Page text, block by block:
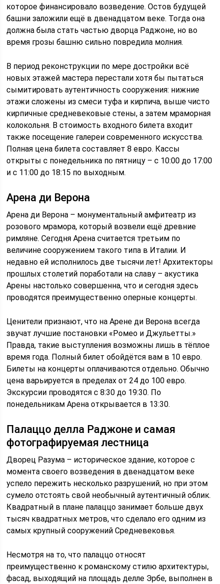
которое финансировало возведение. Остов будущей
башни заложили ещё в двенадцатом веке. Тогда она
должна была стать частью дворца Раджоне, но во
время грозы башню сильно повредила молния.
В период реконструкции по мере достройки всё
новых этажей мастера перестали хотя бы пытаться
сымитировать аутентичность сооружения: нижние
этажи сложены из смеси туфа и кирпича, выше чисто
кирпичные средневековые стены, а затем мраморная
колокольня. В стоимость входного билета входит
также посещение галереи современного искусства.
Полная цена билета составляет 8 евро. Кассы
открыты с понедельника по пятницу – с 10:00 до 17:00
и с 11:00 до 18:15 по выходным.
Арена ди Верона
Арена ди Верона – монументальный амфитеатр из
розового мрамора, который возвели ещё древние
римляне. Сегодня Арена считается третьим по
величине сооружением такого типа в Италии. И
недавно ей исполнилось две тысячи лет! Архитекторы
прошлых столетий поработали на славу – акустика
Арены настолько совершенна, что и сегодня здесь
проводятся преимущественно оперные концерты.
Ценители признают, что на Арене ди Верона всегда
звучат лучшие постановки «Ромео и Джульетты.»
Правда, такие выступления возможны лишь в тёплое
время года. Полный билет обойдётся вам в 10 евро.
Билеты на концерты оплачиваются отдельно. Обычно
цена варьируется в пределах от 24 до 100 евро.
Экскурсии проводятся с 8:30 до 19:30. По
понедельникам Арена открывается в 13:30.
Палаццо делла Раджоне и самая
фотографируемая лестница
Дворец Разума – историческое здание, которое с
момента своего возведения в двенадцатом веке
успело пережить несколько разрушений, но при этом
сумело отстоять свой необычный аутентичный облик.
Квадратный в плане палаццо занимает больше двух
тысяч квадратных метров, что сделало его одним из
самых крупный сооружений Средневековья.
Несмотря на то, что палаццо относят
преимущественно к романскому стилю архитектуры,
фасад, выходящий на площадь делле Эрбе, выполнен в